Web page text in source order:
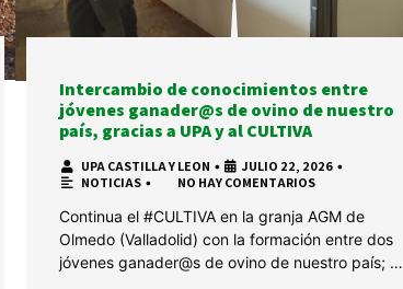
Intercambio de conocimientos entre
jóvenes ganader@s de ovino de nuestro
país, gracias a UPA y al CULTIVA
UPA CASTILLA Y LEON • JULIO 22, 2026 •
NOTICIAS • NO HAY COMENTARIOS
Continua el #CULTIVA en la granja AGM de
Olmedo (Valladolid) con la formación entre dos
jóvenes ganader@s de ovino de nuestro país; …